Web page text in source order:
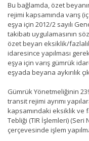
Bu bağlamda, özet
rejimi kapsamında varış
eşya için 2012/2 sayılı
takibatı uygulamasının
özet beyan eksiklik/
idaresince yapılması
eşya için varış gümrük
eşyada beyana aykırılık
Gümrük Yönetmeliğinin
transit rejimi ayrımı
kapsamındaki eksiklik ve
Tebliği (TIR İşlemleri)
çerçevesinde işlem